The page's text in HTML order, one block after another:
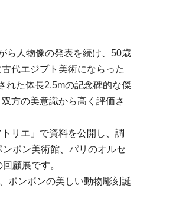
ら人物像の発表を続け、50歳
代エジプト美術にならった
れた体長2.5mの記念碑的な傑
方の美意識から高く評価さ
リエ」で資料を公開し、調
ポン美術館、パリのオルセ
顧展です。
ポンポンの美しい動物彫刻誕